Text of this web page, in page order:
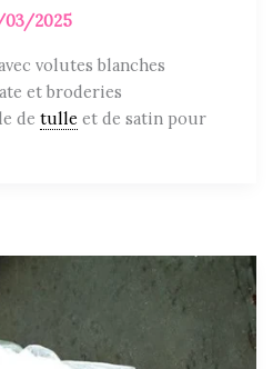
03/2025
volutes blanches
et broderies
detulle et de satin pour